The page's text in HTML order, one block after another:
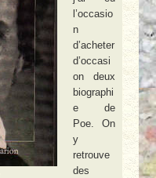
l’occasio
n
d’acheter
d’occasi
on deux
biographi
e de
Poe. On
y
retrouve
des